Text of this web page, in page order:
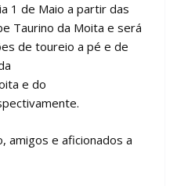
1 de Maio a partir das
Taurino da Moita e será
de toureio a pé e de
e do
amigos e aficionados a